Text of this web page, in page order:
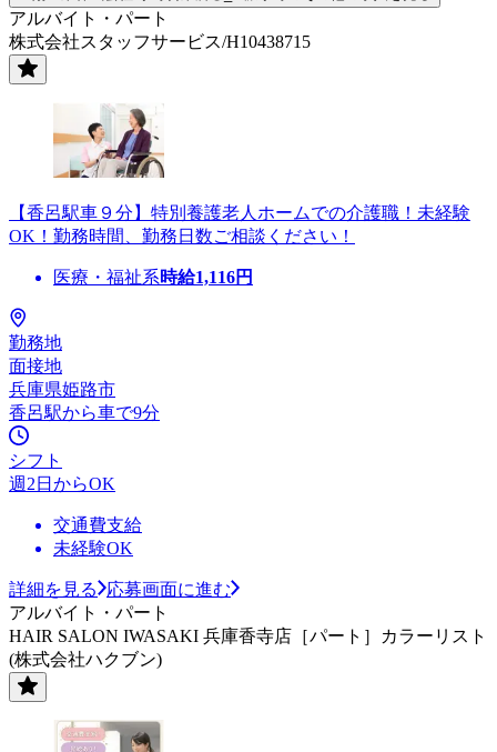
アルバイト・パート
株式会社スタッフサービス/H10438715
【香呂駅車９分】特別養護老人ホームでの介護職！未経験
OK！勤務時間、勤務日数ご相談ください！
医療・福祉系時給1,116円
勤務地
面接地
兵庫県姫路市
香呂駅から車で9分
シフト
週2日からOK
交通費支給
未経験OK
詳細を見る
応募画面に進む
アルバイト・パート
HAIR SALON IWASAKI 兵庫香寺店［パート］カラーリスト
(株式会社ハクブン)